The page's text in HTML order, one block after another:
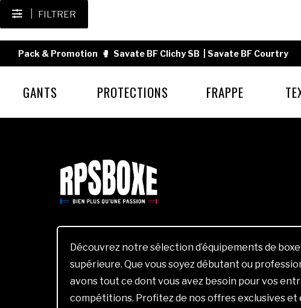
FILTRER
Pack & Promotion 🥊 Savate BF Clichy SB Savate BF Courtry
GANTS PROTECTIONS FRAPPE
Découvrez notre sélection d’équipements de
supérieure. Que vous soyez débutant ou
avons tout ce dont vous avez besoin pour vos
compétitions. Profitez de nos offres exclusives et